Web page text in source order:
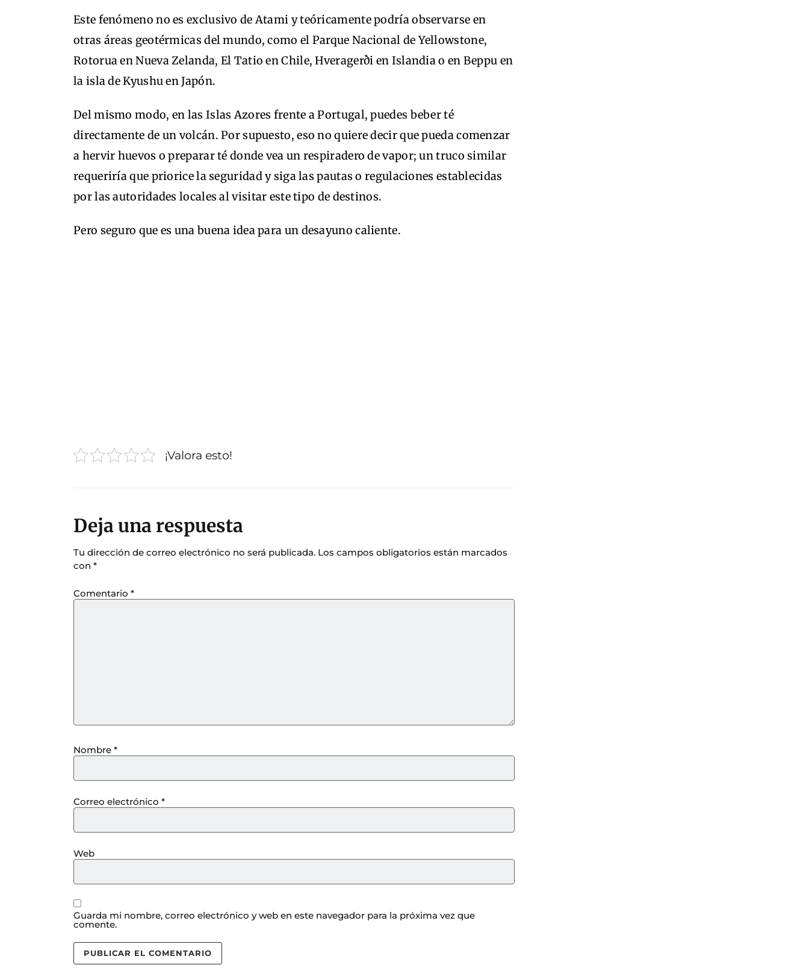
Este fenómeno no es exclusivo de Atami y teóricamente podría observarse en
otras áreas geotérmicas del mundo, como el Parque Nacional de Yellowstone,
Rotorua en Nueva Zelanda, El Tatio en Chile, Hveragerði en Islandia o en Beppu en
la isla de Kyushu en Japón.
Del mismo modo, en las Islas Azores frente a Portugal, puedes beber té
directamente de un volcán. Por supuesto, eso no quiere decir que pueda comenzar
a hervir huevos o preparar té donde vea un respiradero de vapor; un truco similar
requeriría que priorice la seguridad y siga las pautas o regulaciones establecidas
por las autoridades locales al visitar este tipo de destinos.
Pero seguro que es una buena idea para un desayuno caliente.
¡Valora esto!
Deja una respuesta
Tu dirección de correo electrónico no será publicada. Los campos obligatorios están marcados
con *
Comentario *
Nombre *
Correo electrónico *
Web
Guarda mi nombre, correo electrónico y web en este navegador para la próxima vez que
comente.